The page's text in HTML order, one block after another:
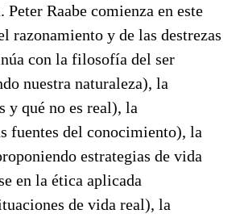
Raabe comienza en este
razonamiento y de las destrezas
con la filosofía del ser
nuestra naturaleza), la
y qué no es real), la
fuentes del conocimiento), la
estrategias de vida
en la ética aplicada
de vida real), la